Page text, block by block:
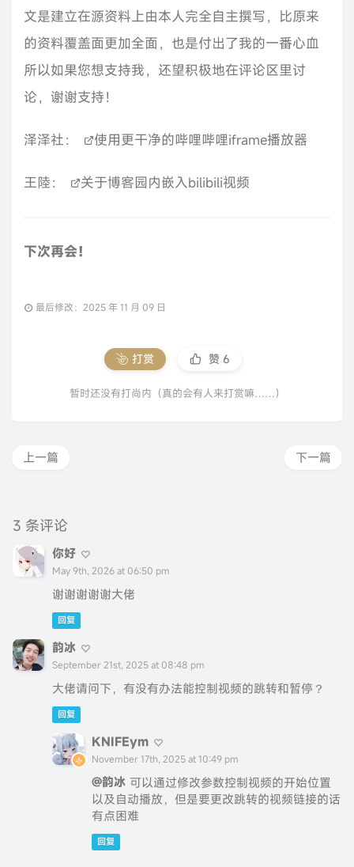
文是建立在源资料上由本人完全自主撰写，比原来
的资料覆盖面更加全面，也是付出了我的一番心血
所以如果您想支持我，还望积极地在评论区里讨
论，谢谢支持！
泽泽社： 使用更干净的哔哩哔哩iframe播放器
王陸： 关于博客园内嵌入bilibili视频
下次再会！
最后修改：2025 年 11 月 09 日
打赏 赞 6
暂时还没有打尚内（真的会有人来打赏嘛……）
下一篇
上一篇
3 条评论
你好
May 9th, 2026 at 06:50 pm
谢谢谢谢谢大佬
回复
韵冰
September 21st, 2025 at 08:48 pm
大佬请问下，有没有办法能控制视频的跳转和暂停？
回复
KNIFEym
November 17th, 2025 at 10:49 pm
@韵冰 可以通过修改参数控制视频的开始位置
以及自动播放，但是要更改跳转的视频链接的话
有点困难
回复